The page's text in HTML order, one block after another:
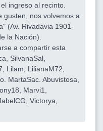
ingreso al recinto.
gusten, nos volvemos a
(Av. Rivadavia 1901-
la Nación).
a compartir esta
SilvanaSal,
Lilam, LilianaM72,
MartaSac. Abuvistosa,
Marvi1,
Victorya,